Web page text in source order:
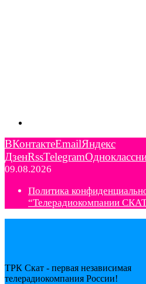
ВКонтактеEmailЯндекс
ДзенRssTelegram
09.08.2026
Политика
“Телерадиокомпании
ТРК Скат - первая независимая
телерадиокомпания Роcсии!